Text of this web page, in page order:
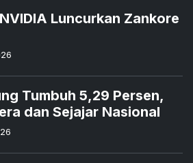
Luncurkan Zankore
Tumbuh 5,29 Persen,
dan Sejajar Nasional